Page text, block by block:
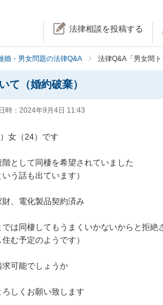
法律相談を投稿する
婚・男女問題の法律Q&A 法律Q&A「男女間
て（婚約破棄）
時： 2024年9月4日 11:43
女（24）です
として同棲を希望されていました
う話も出ています）
、電化製品契約済み
は同棲してもうまくいかないからと拒絶
む予定のようです）
可能でしょうか
しくお願い致します